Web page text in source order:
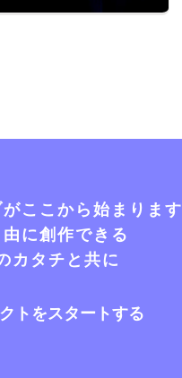
ここから始まります
に創作できる
カタチと共に
トをスタートする